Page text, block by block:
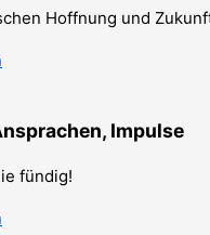
Hoffnung und
Impulse
fündig!